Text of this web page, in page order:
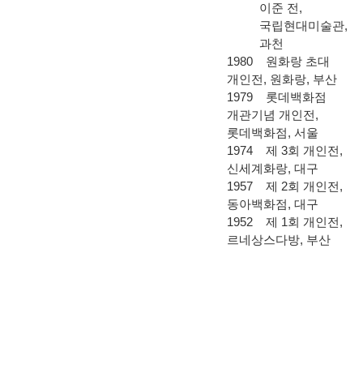
이준 전,
국립현대미술관,
과천
1980 원화랑 초대
개인전, 원화랑, 부산
1979 롯데백화점
개관기념 개인전,
롯데백화점, 서울
1974 제 3회 개인전,
신세계화랑, 대구
1957 제 2회 개인전,
동아백화점, 대구
1952 제 1회 개인전,
르네상스다방, 부산